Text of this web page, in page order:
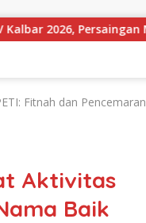
Masih Terbuka
Fitnah dan Pencemaran
Aktivitas
Baik